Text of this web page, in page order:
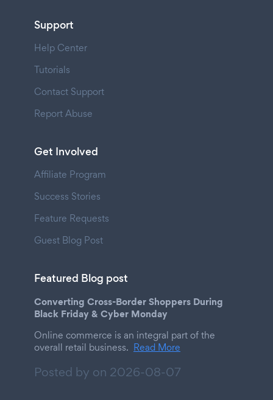
Support
Help Center
Tutorials
Contact Support
Report Abuse
Get Involved
Affiliate Program
Success Stories
Feature Requests
Guest Blog Post
Featured Blog post
Converting Cross-Border Shoppers During
Black Friday & Cyber Monday
Online commerce is an integral part of the
overall retail business. Read More
Posted by on 2026-08-07